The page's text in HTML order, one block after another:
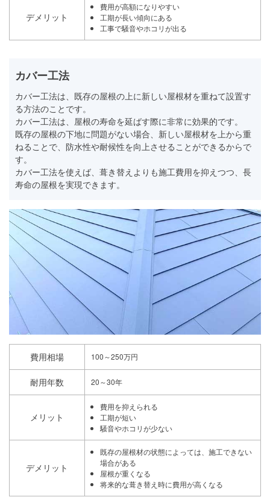
デメリット
費用が高額になりやすい
工期が長い傾向にある
工事で騒音やホコリが出る
カバー工法
カバー工法は、既存の屋根の上に新しい屋根材を重ねて設置す
る方法のことです。
カバー工法は、屋根の寿命を延ばす際に非常に効果的です。
既存の屋根の下地に問題がない場合、新しい屋根材を上から重
ねることで、防水性や耐候性を向上させることができるからで
す。
カバー工法を使えば、葺き替えよりも施工費用を抑えつつ、長
寿命の屋根を実現できます。
費用相場 100～250万円
耐用年数 20～30年
メリット
費用を抑えられる
工期が短い
騒音やホコリが少ない
デメリット
既存の屋根材の状態によっては、施工できない
場合がある
屋根が重くなる
将来的な葺き替え時に費用が高くなる